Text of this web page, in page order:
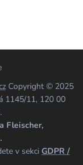
Copyright © 2025
1145/11, 120 00
Fleischer,
v sekci GDPR /